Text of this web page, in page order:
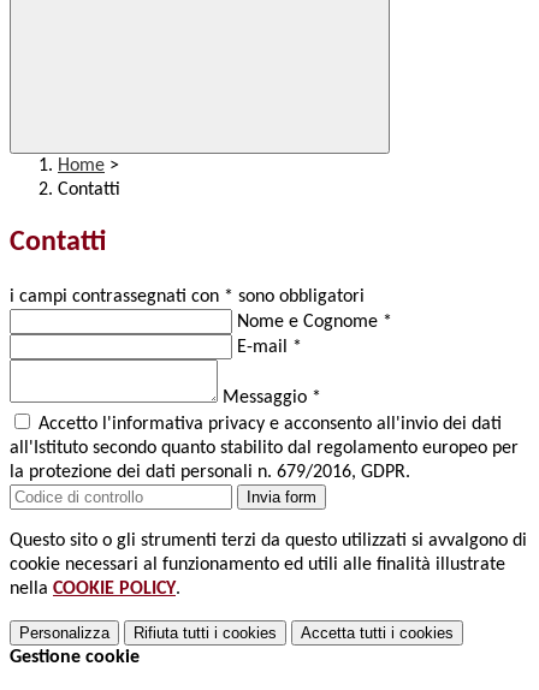
Home >
Contatti
Contatti
i campi contrassegnati con * sono obbligatori
Nome e Cognome *
E-mail *
Messaggio *
Accetto l'informativa privacy e acconsento all'invio dei dati
all'Istituto secondo quanto stabilito dal regolamento europeo per
la protezione dei dati personali n. 679/2016, GDPR.
Invia form
Questo sito o gli strumenti terzi da questo utilizzati si avvalgono di
cookie necessari al funzionamento ed utili alle finalità illustrate
nella COOKIE POLICY.
Personalizza Rifiuta tutti i cookies Accetta tutti i cookies
Gestione cookie